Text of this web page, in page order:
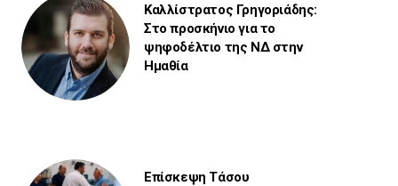
Καλλίστρατος Γρηγοριάδης:
Στο προσκήνιο για το
ψηφοδέλτιο της ΝΔ στην
Ημαθία
Επίσκεψη Τάσου